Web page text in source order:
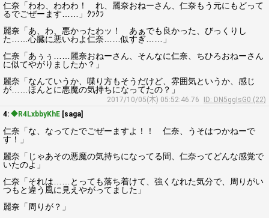
仁奈「わわ、わわわ！ れ、麗奈おねーさん、仁奈もう元にもどって
るでごぜーます……」ｸﾗｸﾗ
麗奈「あ、わ、悪かったわッ！ あぁでも良かった、びっくりし
た……心臓に悪いわよ仁奈……似すぎ……」
仁奈「あぅぅ……麗奈おねーさん、そんなに仁奈、ちひろおねーさん
に似てやがりましたか？」
麗奈「なんていうか、喋り方もそうだけど、雰囲気というか、感じ
が……ほんとに悪魔の気持ちになってたの？」
2017/10/05(木) 05:52:46.76
ID: DN5ggIsG0 (22)
4: ◆R4LxbbyKhE [saga]
仁奈「な、なってたでごぜーますよ！！ 仁奈、うそはつかねーで
す！」
麗奈「じゃあその悪魔の気持ちになってる間、仁奈ってどんな感覚で
いたのよ」
仁奈「それは……とっても落ち着けて、強くなれた気分で、周りがい
つもと違う風に見えやがってました」
麗奈「周りが？」